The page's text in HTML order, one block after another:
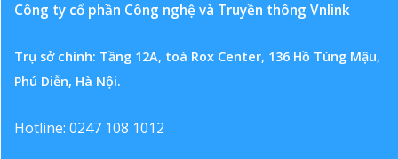
Công ty cổ phần Công nghệ và Truyền thông Vnlink
Trụ sở chính: Tầng 12A, toà Rox Center, 136 Hồ Tùng Mậu,
Phú Diễn, Hà Nội.
Hotline: 0247 108 1012